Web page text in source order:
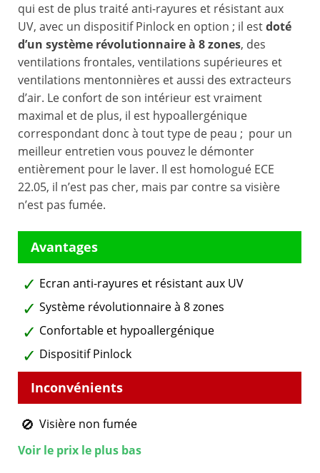
qui est de plus traité anti-rayures et résistant aux
UV, avec un dispositif Pinlock en option ; il estdoté
d’un système révolutionnaire à 8 zones, des
ventilations frontales, ventilations supérieures et
ventilations mentonnières et aussi des extracteurs
d’air. Le confort de son intérieur est vraiment
maximal et de plus, il est hypoallergénique
correspondant donc à tout type de peau ; pour un
meilleur entretien vous pouvez le démonter
entièrement pour le laver. Il est homologué ECE
22.05, il n’est pas cher, mais par contre sa visière
n’est pas fumée.
Ecran anti-rayures et résistant aux UV
Système révolutionnaire à 8 zones
Confortable et hypoallergénique
Dispositif Pinlock
Visière non fumée
Voir le prix le plus bas